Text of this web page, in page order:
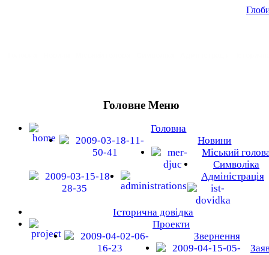
Головне Меню
Головна
Новини
Міський
Символіка
Адміністрація
Історична довідка
Проекти
Звернення